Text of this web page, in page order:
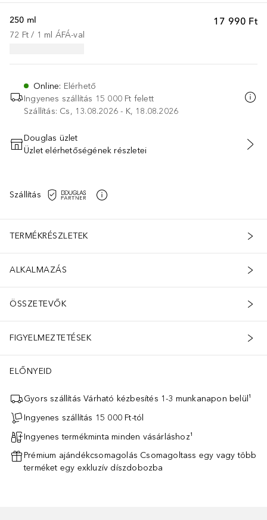
17 990 Ft
250 ml
72 Ft / 1 ml ÁFÁ-val
Online: Elérhető
Ingyenes szállítás 15 000 Ft felett
Szállítás: Cs, 13.08.2026 - K, 18.08.2026
KOSÁRBA HELYEZÉS
Douglas üzlet
Üzlet elérhetőségének részletei
Szállítás
TERMÉKRÉSZLETEK
ALKALMAZÁS
ÖSSZETEVŐK
FIGYELMEZTETÉSEK
ELŐNYEID
Gyors szállítás Várható kézbesítés 1-3 munkanapon belül¹
Ingyenes szállítás 15 000 Ft-tól
Ingyenes termékminta minden vásárláshoz¹
Prémium ajándékcsomagolás Csomagoltass egy vagy több
terméket egy exkluzív díszdobozba